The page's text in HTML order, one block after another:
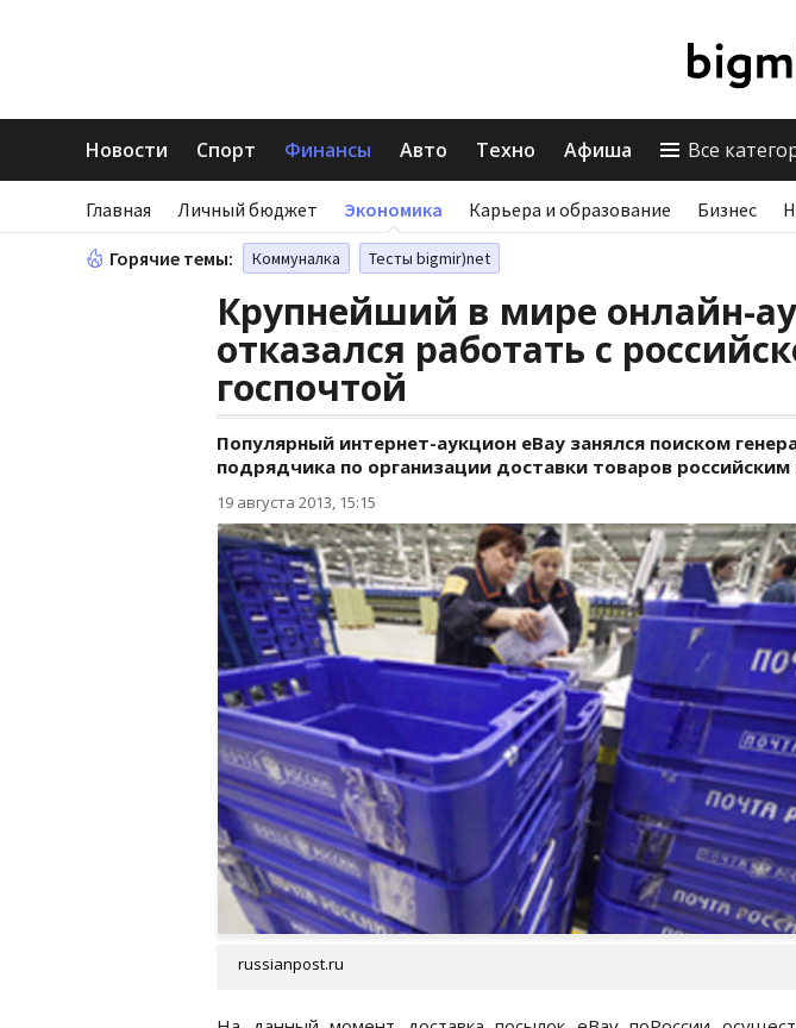
Новости Спорт Финансы Авто Техно Афиша Все
Главная Личный бюджет Экономика Карьера и образование Бизнес
Горячие темы: Коммуналка Тесты bigmir)net
Крупнейший в мире онлайн-
отказался работать с
госпочтой
Популярный интернет-аукцион eBay занялся поиском
подрядчика по организации доставки товаров российским
19 августа 2013, 15:15
russianpost.ru